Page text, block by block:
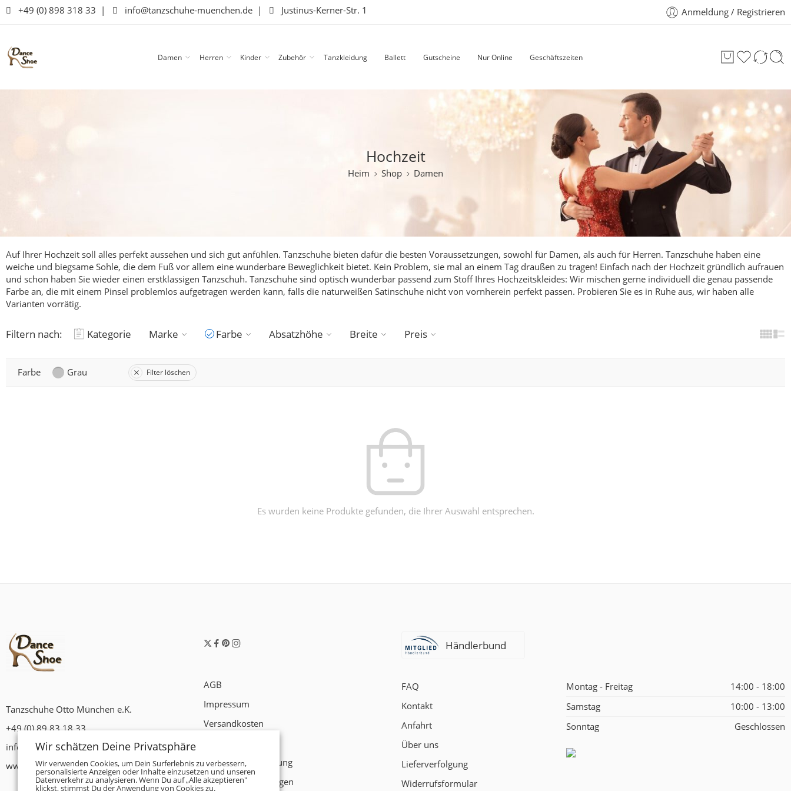
+49 (0) 898 318 33 | info@tanzschuhe-muenchen.de | Justinus-Kerner-Str. 1 Anmeldung / Registrieren
Damen Herren Kinder Zubehör Tanzkleidung Ballett Gutscheine Nur Online Geschäftszeiten
Hochzeit
Heim Shop Damen
Auf Ihrer Hochzeit soll alles perfekt aussehen und sich gut anfühlen. Tanzschuhe bieten dafür die besten Voraussetzungen, sowohl für Damen, als auch für Herren. Tanzschuhe haben eine
weiche und biegsame Sohle, die dem Fuß vor allem eine wunderbare Beweglichkeit bietet. Kein Problem, sie mal an einem Tag draußen zu tragen! Einfach nach der Hochzeit gründlich aufrauen
und schon haben Sie wieder einen erstklassigen Tanzschuh. Tanzschuhe sind optisch wunderbar passend zum Stoff Ihres Hochzeitskleides: Wir mischen gerne individuell die genau passende
Farbe an, die mit einem Pinsel problemlos aufgetragen werden kann, falls die naturweißen Satinschuhe nicht von vornherein perfekt passen. Probieren Sie es in Ruhe aus, wir haben alle
Varianten vorrätig.
Filtern nach: Kategorie Marke Farbe Absatzhöhe Breite Preis
Farbe Grau Filter löschen
Es wurden keine Produkte gefunden, die Ihrer Auswahl entsprechen.
Tanzschuhe Otto München e.K.
+49 (0) 89 83 18 33
info@tanzschuhe-muenchen.de
www.tanzschuhe-muenchen.de
AGB
Impressum
Versandkosten
Datenschutzerklärung
Zahlungsbedingungen
Händlerbund
FAQ
Kontakt
Anfahrt
Über uns
Lieferverfolgung
Widerrufsformular
Montag - Freitag
14:00 - 18:00
Samstag
10:00 - 13:00
Sonntag
Geschlossen
Wir schätzen Deine Privatsphäre
Wir verwenden Cookies, um Dein Surferlebnis zu verbessern,
personalisierte Anzeigen oder Inhalte einzusetzen und unseren
Datenverkehr zu analysieren. Wenn Du auf „Alle akzeptieren"
klickst, stimmst Du der Anwendung von Cookies zu.